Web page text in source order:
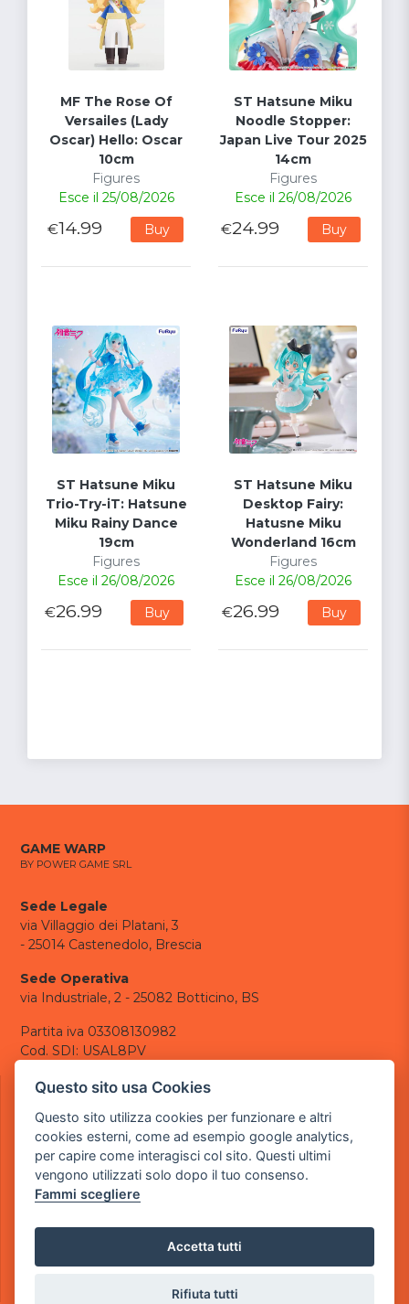
MF The Rose Of
Versailes (Lady
Oscar) Hello: Oscar
10cm
Figures
Esce il 25/08/2026
€14.99 Buy
ST Hatsune Miku
Noodle Stopper:
Japan Live Tour 2025
14cm
Figures
Esce il 26/08/2026
€24.99 Buy
ST Hatsune Miku
Trio-Try-iT: Hatsune
Miku Rainy Dance
19cm
Figures
Esce il 26/08/2026
€26.99 Buy
ST Hatsune Miku
Desktop Fairy:
Hatusne Miku
Wonderland 16cm
Figures
Esce il 26/08/2026
€26.99 Buy
GAME WARP
BY POWER GAME SRL
Sede Legale
via Villaggio dei Platani, 3
- 25014 Castenedolo, Brescia
Sede Operativa
via Industriale, 2 - 25082 Botticino, BS
Partita iva 03308130982
Cod. SDI: USAL8PV
CONTATTI
tel.: +39 030 376 2377
tel.: +39 030 336 6259
pec:powergamesrl@legalmail.it
LINK UTILI
Informazioni generali
Questo sito usa Cookies
Questo sito utilizza cookies per funzionare e altri
cookies esterni, come ad esempio google analytics,
per capire come interagisci col sito. Questi ultimi
vengono utilizzati solo dopo il tuo consenso.
Fammi scegliere
Accetta tutti
Rifiuta tutti